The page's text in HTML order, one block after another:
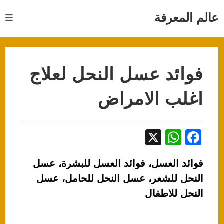
عالم المعرفة
فوائد عسل النحل لعلاج
اغلب الامراض
F
c
e
b
W
at
s
A
فوائد العسل، فوائد العسل للبشرة، عسل
النحل للشعر، عسل النحل للحامل، عسل
النحل للاطفال